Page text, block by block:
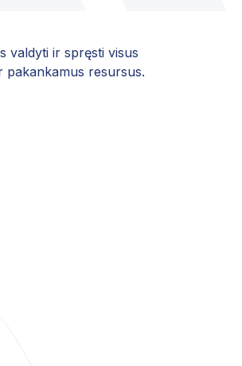
valdyti ir spręsti visus
pakankamus resursus.